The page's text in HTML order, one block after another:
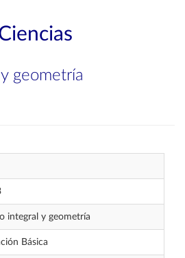
geometría
integral y geometría
Básica